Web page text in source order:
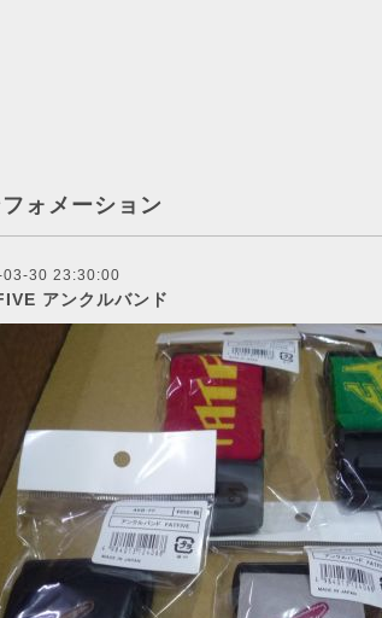
ォメーション
30 23:30:00
アンクルバンド